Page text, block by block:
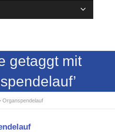
getaggt mit
Organspendelauf